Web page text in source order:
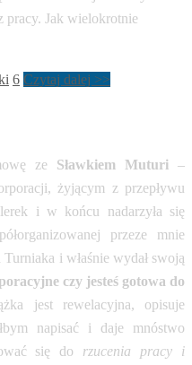
pracy. Jak wielokrotnie
6 Czytaj dalej >>
ze Sławkiem Muturi –
żyjącym z przepływu
i w końcu nadarzyła się
przeze mnie
i właśnie wydał swoją
czy jesteś gotowa do
jest rewelacyjna, opisuje
napisać i daje mnóstwo
się do rzucenia pracy i